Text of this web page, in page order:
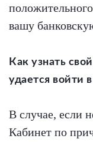
вашу
Как узнать
удается войти
В случае, если
Кабинет по